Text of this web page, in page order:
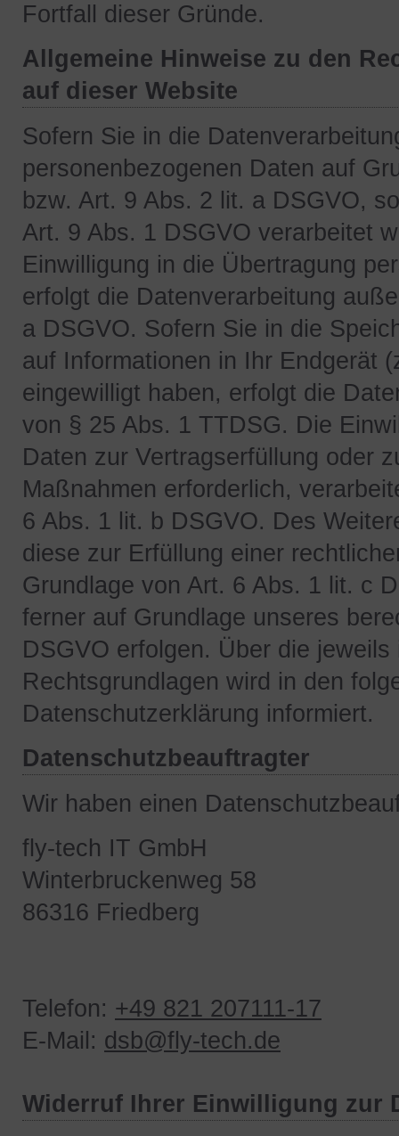
Fortfall dieser Gründe.
Allgemeine Hinweise zu den
auf dieser Website
Sofern Sie in die
personenbezogenen Daten auf
bzw. Art. 9 Abs. 2 lit. a DSGVO,
Art. 9 Abs. 1 DSGVO verarbeitet
Einwilligung in die Übertragung
erfolgt die Datenverarbeitung
a DSGVO. Sofern Sie in die
auf Informationen in Ihr Endgerät
eingewilligt haben, erfolgt die
von § 25 Abs. 1 TTDSG. Die
Daten zur Vertragserfüllung oder
Maßnahmen erforderlich,
6 Abs. 1 lit. b DSGVO. Des
diese zur Erfüllung einer
Grundlage von Art. 6 Abs. 1 lit. c
ferner auf Grundlage unseres
DSGVO erfolgen. Über die
Rechtsgrundlagen wird in den
Datenschutzerklärung informiert.
Datenschutzbeauftragter
Wir haben einen
fly-tech IT GmbH
Winterbruckenweg 58
86316 Friedberg
Telefon: +49 821 207111-17
E-Mail: dsb@fly-tech.de
Widerruf Ihrer Einwilligung zur